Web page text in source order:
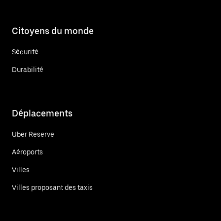
Citoyens du monde
Sécurité
Durabilité
Déplacements
Uber Reserve
Aéroports
Villes
Villes proposant des taxis